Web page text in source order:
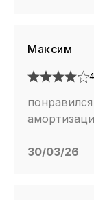
Максим
4
30/03/26